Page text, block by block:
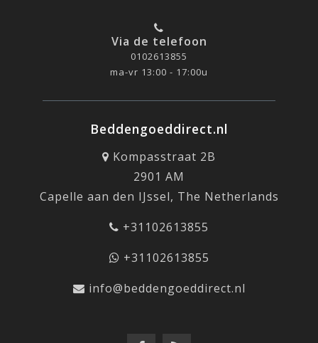
Via de telefoon
0102613855
ma-vr 13:00 - 17:00u
Beddengoeddirect.nl
Kompasstraat 2B
2901 AM
Capelle aan den IJssel, The Netherlands
+31102613855
+31102613855
info@beddengoeddirect.nl